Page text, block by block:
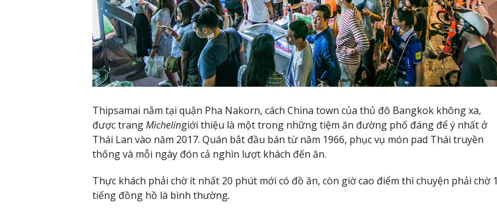
Thipsamai nằm tại quận Pha Nakorn, cách China town của thủ đô Bangkok không xa,
được trangMichelingiới thiệu là một trong những tiệm ăn đường phố đáng để ý nhất ở
Thái Lan vào năm 2017. Quán bắt đầu bán từ năm 1966, phục vụ món pad Thái truyền
thống và mỗi ngày đón cả nghìn lượt khách đến ăn.
Thực khách phải chờ ít nhất 20 phút mới có đồ ăn, còn giờ cao điểm thì chuyện phải chờ 1
tiếng đồng hồ là bình thường.